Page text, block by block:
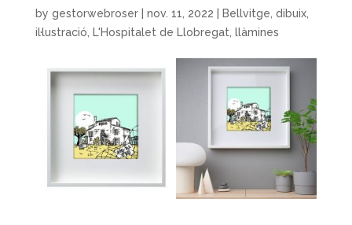
by gestorwebroser| nov. 11, 2022 Bellvitge dibuix,
il·lustració
L'Hospitalet de Llobregat llàmines